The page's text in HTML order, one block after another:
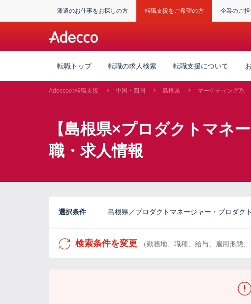
派遣のお仕事をお探しの方 転職支援をご希望の方 企業のご
転職トップ 転職の求人検索 転職支援について
Adeccoの転職支援 中国・四国 島根県 マーケティング系
【島根県×プロダクトマネ
職・求人情報
選択条件 島根県／プロダクトマネージャー・プロダク
検索条件を変更 （勤務地、職種、給与、雇用形態